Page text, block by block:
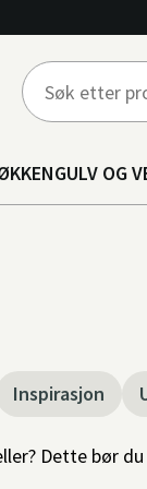
GULV OG
Inspirasjon